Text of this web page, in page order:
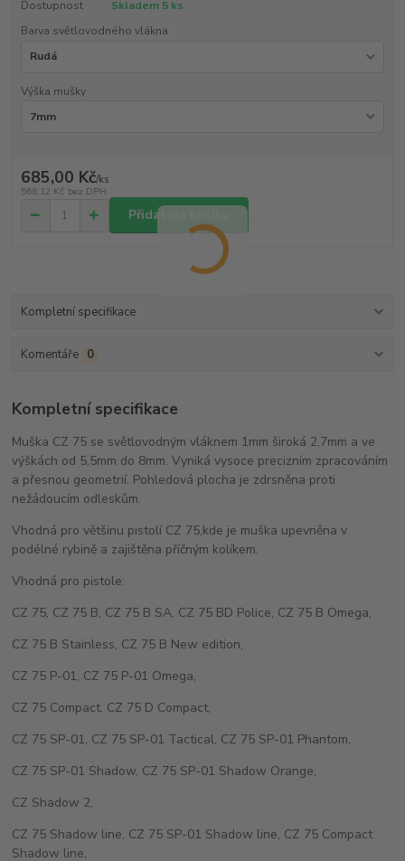
Dostupnost
Skladem 5 ks
Barva světlovodného vlákna
Výška mušky
685,00 Kč/ks
566,12 Kč bez DPH
Přidat do košíku
Kompletní specifikace
Komentáře 0
Kompletní specifikace
Muška CZ 75 se světlovodným vláknem 1mm široká 2,7mm a ve
výškách od 5,5mm do 8mm. Vyniká vysoce precizním zpracováním
a přesnou geometrií. Pohledová plocha je zdrsněna proti
nežádoucím odleskům.
Vhodná pro většinu pistolí CZ 75,kde je muška upevněna v
podélné rybině a zajištěna příčným kolíkem.
Vhodná pro pistole:
CZ 75, CZ 75 B, CZ 75 B SA, CZ 75 BD Police, CZ 75 B Omega,
CZ 75 B Stainless, CZ 75 B New edition,
CZ 75 P-01, CZ 75 P-01 Omega,
CZ 75 Compact, CZ 75 D Compact,
CZ 75 SP-01, CZ 75 SP-01 Tactical, CZ 75 SP-01 Phantom,
CZ 75 SP-01 Shadow, CZ 75 SP-01 Shadow Orange,
CZ Shadow 2,
CZ 75 Shadow line, CZ 75 SP-01 Shadow line, CZ 75 Compact
Shadow line,